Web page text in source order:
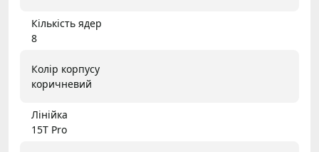
Кількість ядер
8
Колір корпусу
коричневий
Лінійка
15T Pro